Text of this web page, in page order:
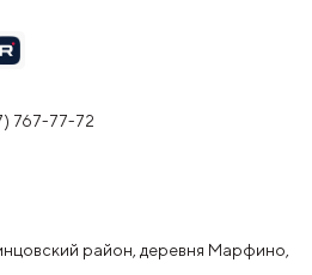
767-77-72
район, деревня Марфино,